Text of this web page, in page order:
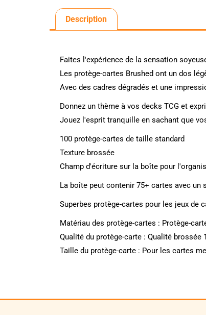
Description
Faites l'expérience de la sensation
Les protège-cartes Brushed ont un dos
Avec des cadres dégradés et une
Donnez un thème à vos decks TCG et
Jouez l'esprit tranquille en sachant que
100 protège-cartes de taille standard
Texture brossée
Champ d'écriture sur la boîte pour
La boîte peut contenir 75+ cartes avec un
Superbes protège-cartes pour les jeux de
Matériau des protège-cartes : Protège-
Qualité du protège-carte : Qualité brossée
Taille du protège-carte : Pour les cartes